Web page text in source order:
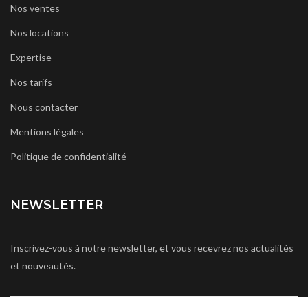
Nos ventes
Nos locations
Expertise
Nos tarifs
Nous contacter
Mentions légales
Politique de confidentialité
NEWSLETTER
Inscrivez-vous à notre newsletter, et vous recevrez nos actualités
et nouveautés.